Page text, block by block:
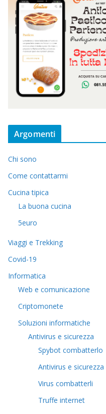
Argomenti
Chi sono
Come contattarmi
Cucina tipica
La buona cucina
5euro
Viaggi e Trekking
Covid-19
Informatica
Web e comunicazione
Criptomonete
Soluzioni informatiche
Antivirus e sicurezza
Spybot combatterlo
Antivirus e sicurezza
Virus combatterli
Truffe internet